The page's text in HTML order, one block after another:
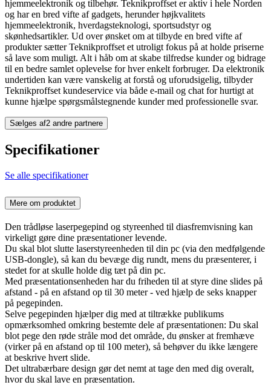
hjemmeelektronik og tilbehør. Teknikproffset er aktiv i hele Norden
og har en bred vifte af gadgets, herunder højkvalitets
hjemmeelektronik, hverdagsteknologi, sportsudstyr og
skønhedsartikler. Ud over ønsket om at tilbyde en bred vifte af
produkter sætter Teknikproffset et utroligt fokus på at holde priserne
så lave som muligt. Alt i håb om at skabe tilfredse kunder og bidrage
til en bedre samlet oplevelse for hver enkelt forbruger. Da elektronik
undertiden kan være vanskelig at forstå og uforudsigelig, tilbyder
Teknikproffset kundeservice via både e-mail og chat for hurtigt at
kunne hjælpe spørgsmålstegnende kunder med professionelle svar.
Sælges af2 andre partnere
Specifikationer
Se alle specifikationer
Mere om produktet
Den trådløse laserpegepind og styreenhed til diasfremvisning kan
virkeligt gøre dine præsentationer levende.
Du skal blot slutte laserstyreenheden til din pc (via den medfølgende
USB-dongle), så kan du bevæge dig rundt, mens du præsenterer, i
stedet for at skulle holde dig tæt på din pc.
Med præsentationsenheden har du friheden til at styre dine slides på
afstand - på en afstand op til 30 meter - ved hjælp de seks knapper
på pegepinden.
Selve pegepinden hjælper dig med at tiltrække publikums
opmærksomhed omkring bestemte dele af præsentationen: Du skal
blot pege den røde stråle mod det område, du ønsker at fremhæve
(virker på en afstand op til 100 meter), så behøver du ikke længere
at beskrive hvert slide.
Det ultrabærbare design gør det nemt at tage den med dig overalt,
hvor du skal lave en præsentation.